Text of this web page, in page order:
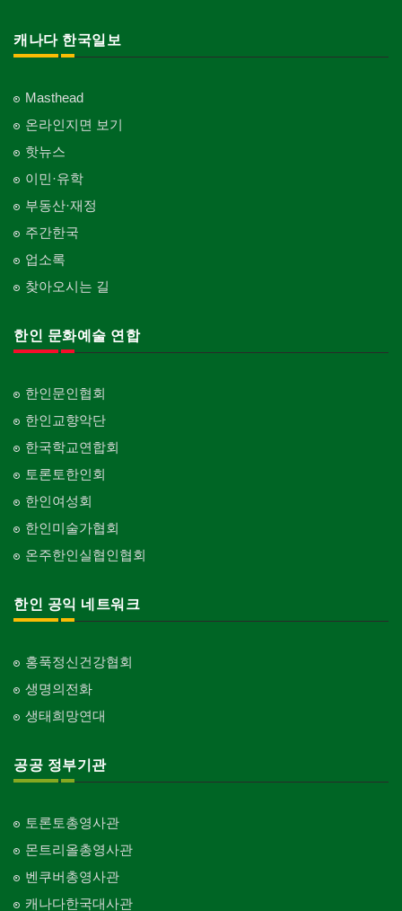
캐나다 한국일보
Masthead
온라인지면 보기
핫뉴스
이민·유학
부동산·재정
주간한국
업소록
찾아오시는 길
한인 문화예술 연합
한인문인협회
한인교향악단
한국학교연합회
토론토한인회
한인여성회
한인미술가협회
온주한인실협인협회
한인 공익 네트워크
홍푹정신건강협회
생명의전화
생태희망연대
공공 정부기관
토론토총영사관
몬트리올총영사관
벤쿠버총영사관
캐나다한국대사관